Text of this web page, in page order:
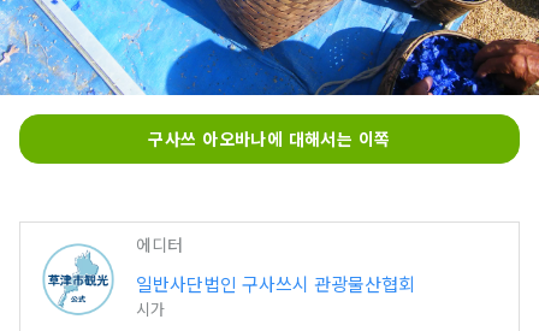
구사쓰 아오바나에 대해서는 이쪽
에디터
일반사단법인 구사쓰시 관광물산협회
시가